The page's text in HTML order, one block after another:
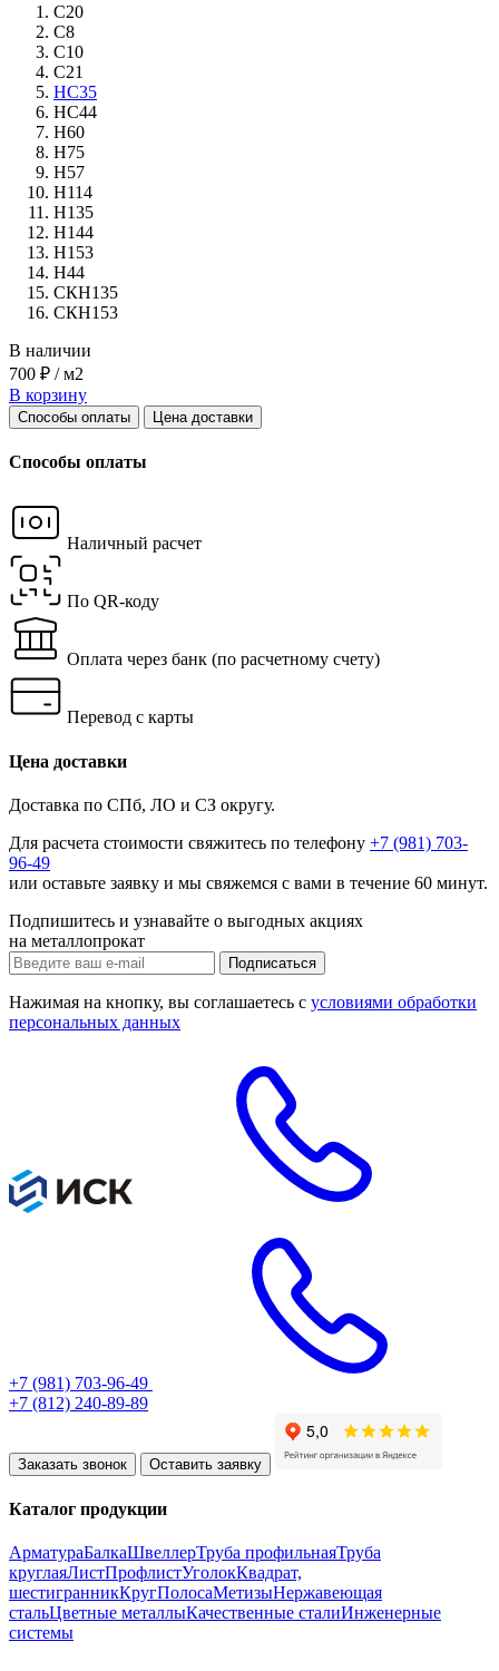
С20
С8
С10
С21
НС35
НС44
Н60
Н75
Н57
Н114
Н135
Н144
Н153
Н44
СКН135
СКН153
В наличии
700 ₽ / м2
В корзину
Способы оплаты Цена доставки
Способы оплаты
Наличный расчет
По QR-коду
Оплата через банк (по расчетному счету)
Перевод с карты
Цена доставки
Доставка по СПб, ЛО и СЗ округу.
Для расчета стоимости свяжитесь по телефону +7 (981) 703-
96-49
или оставьте заявку и мы свяжемся с вами в течение 60 минут.
Подпишитесь и узнавайте о выгодных акциях
на металлопрокат
Нажимая на кнопку, вы соглашаетесь с условиями обработки
персональных данных
+7 (981) 703-96-49
+7 (812) 240-89-89
Заказать звонок Оставить заявку
Каталог продукции
АрматураБалкаШвеллерТруба профильнаяТруба
круглаяЛистПрофлистУголокКвадрат,
шестигранникКругПолосаМетизыНержавеющая
стальЦветные металлыКачественные сталиИнженерные
системы